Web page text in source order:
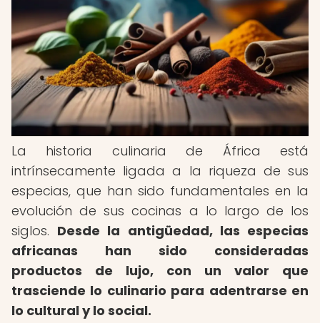
La historia culinaria de África está
intrínsecamente ligada a la riqueza de sus
especias, que han sido fundamentales en la
evolución de sus cocinas a lo largo de los
siglos. Desde la antigüedad, las especias
africanas han sido consideradas
productos de lujo, con un valor que
trasciende lo culinario para adentrarse en
lo cultural y lo social.